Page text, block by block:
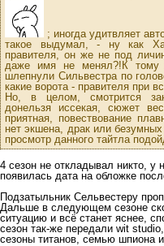
; иногда удитвляет
такое выдумал, - ну как
правителя, он же не под
даже имя не менял?!К тому
шлепнули Сильвестра по
какие ворота - правителя при
Но, в целом, смотрится
донельзя иссекая, сюжет
приятная, повествование
нет экшена, драк или
просмотр данного тайтла
4 сезон не откладывал никто, у
появилась дата на обложке
Подзатыльник Сельвестеру
Дальше в следующем сезоне
ситуацию и всё станет яснее,
сезон так-же передали wit
сезоны титанов, семью шпиона